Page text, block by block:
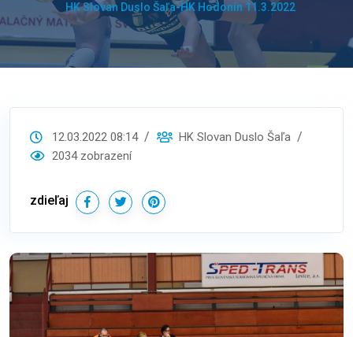
HK Slovan Duslo Šaľa-HK Hodonín 11.3.2022
12.03.2022 08:14
HK Slovan Duslo Šaľa
2034 zobrazení
zdieľaj